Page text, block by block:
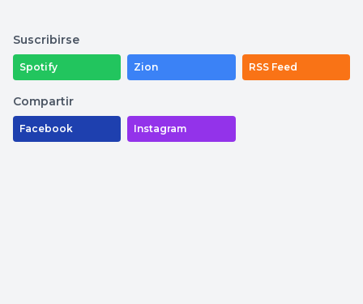
Suscribirse
Spotify Zion RSS Feed
Compartir
Facebook Instagram